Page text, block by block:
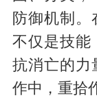
防御机制
不仅是技能
抗消亡的力
作中，重拾